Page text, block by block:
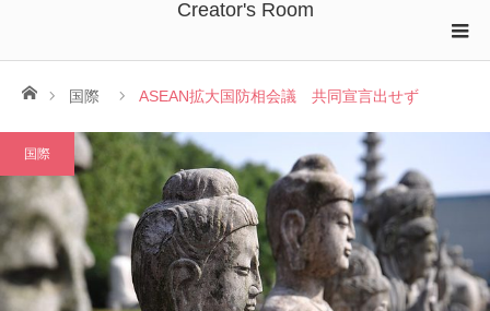
Creator's Room
ホーム国際 ASEAN拡大国防相会議 共同宣言出せず
国際